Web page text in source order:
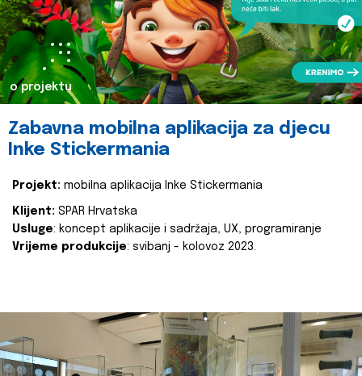
o projektu
Zabavna mobilna aplikacija za djecu
Inke Stickermania
Projekt: mobilna aplikacija Inke Stickermania
Klijent: SPAR Hrvatska
Usluge: koncept aplikacije i sadržaja, UX, programiranje
Vrijeme produkcije: svibanj - kolovoz 2023.